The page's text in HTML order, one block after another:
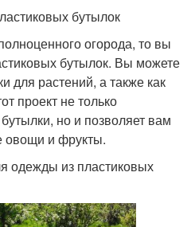
бутылок
огорода, то вы
бутылок. Вы можете
для растений, а также как
проект не только
но и позволяет вам
овощи и фрукты.
одежды из пластиковых